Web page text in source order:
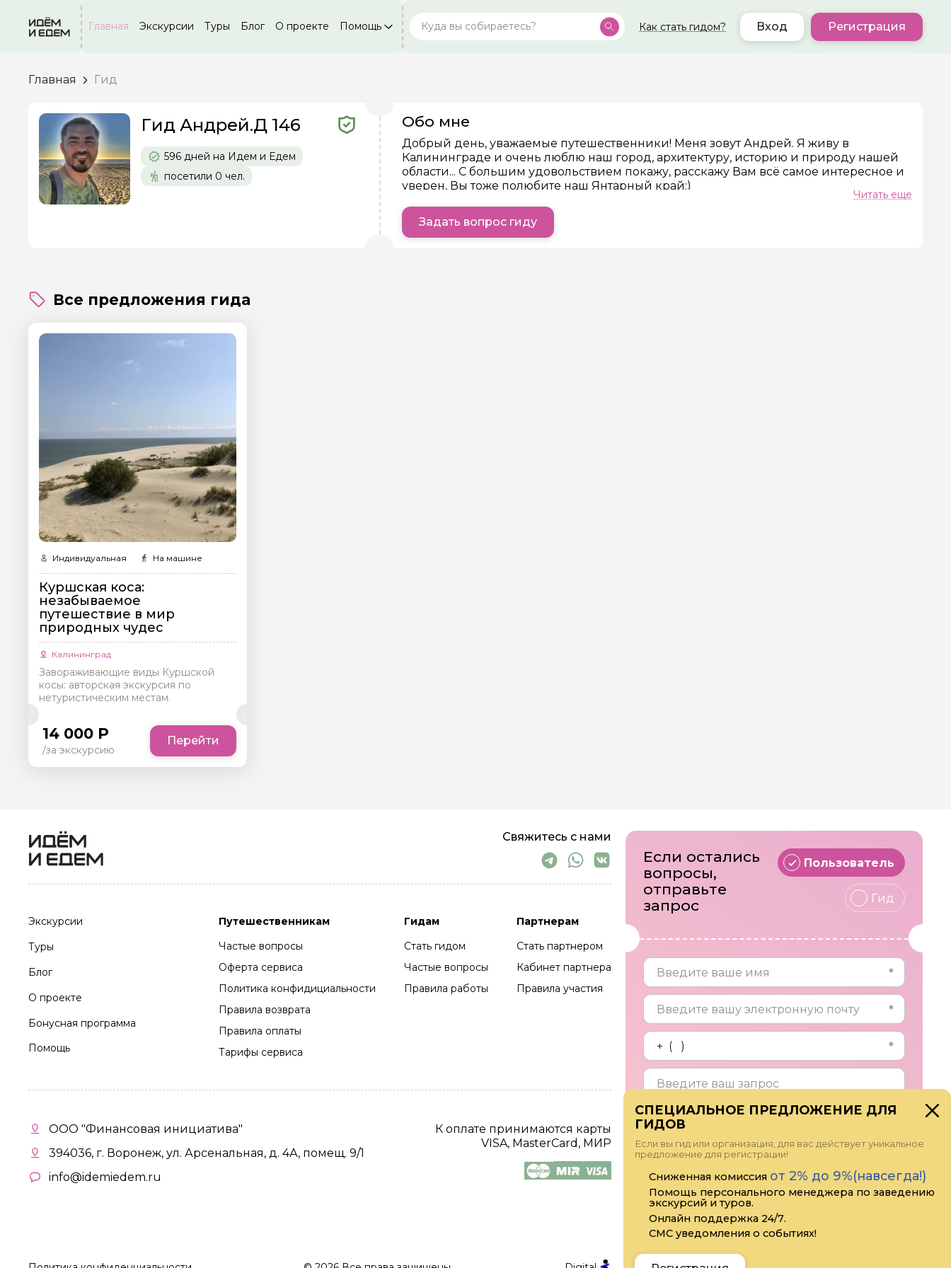
Главная Экскурсии Туры Блог О проекте Помощь
Нижний Новгород
Россия
Калининград
Россия
Россия
Как стать гидом? Вход Регистрация
Главная Гид
Гид Андрей.Д 146
596 дней на Идем и Едем
посетили 0 чел.
Обо мне
Добрый день, уважаемые путешественники! Меня зовут Андрей. Я живу в
Калининграде и очень люблю наш город, архитектуру, историю и природу нашей
области... С большим удовольствием покажу, расскажу Вам всё самое интересное и
уверен, Вы тоже полюбите наш Янтарный край:)
Читать еще
Задать вопрос гиду
Все предложения гида
Индивидуальная На машине
Куршская коса:
незабываемое
путешествие в мир
природных чудес
Калининград
Завораживающие виды Куршской
косы: авторская экскурсия по
нетуристическим местам.
14 000 Р
/за экскурсию
Перейти
Свяжитесь с нами
Экскурсии
Туры
Блог
О проекте
Бонусная программа
Помощь
Путешественникам
Частые вопросы
Оферта сервиса
Политика конфидициальности
Правила возврата
Правила оплаты
Тарифы сервиса
Гидам
Стать гидом
Частые вопросы
Правила работы
Партнерам
Стать партнером
Кабинет партнера
Правила участия
ООО "Финансовая инициатива"
394036, г. Воронеж, ул. Арсенальная, д. 4А, помещ. 9/1
info@idemiedem.ru
К оплате принимаются карты
VISA, MasterCard, МИР
Если остались
вопросы,
отправьте
запрос
Пользователь
Гид
Прикрепить файл
персональных данных
Задайте свой вопрос гиду
Как вас зовут Ваша электронная почта Ваш номер телефона
Если у вас есть интересующие вопросы, можете их задать
СПЕЦИАЛЬНОЕ ПРЕДЛОЖЕНИЕ ДЛЯ
ГИДОВ
Если вы гид или организация, для вас действует уникальное
предложение для регистрации!
Сниженная комиссия от 2% до 9%(навсегда!)
Помощь персонального менеджера по заведению
экскурсий и туров.
Онлайн поддержка 24/7.
СМС уведомления о событиях!